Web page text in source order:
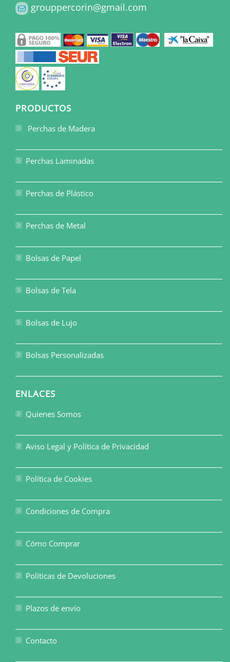
grouppercorin@gmail.com
PRODUCTOS
Perchas de Madera
Perchas Laminadas
Perchas de Plástico
Perchas de Metal
Bolsas de Papel
Bolsas de Tela
Bolsas de Lujo
Bolsas Personalizadas
ENLACES
Quienes Somos
Aviso Legal y Política de Privacidad
Política de Cookies
Condiciones de Compra
Cómo Comprar
Políticas de Devoluciones
Plazos de envío
Contacto